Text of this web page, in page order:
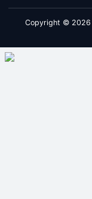
Copyright © 2026